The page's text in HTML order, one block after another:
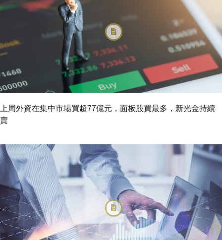
上周外資在集中市場買超77億元，面板股買最多，新光金持續
賣